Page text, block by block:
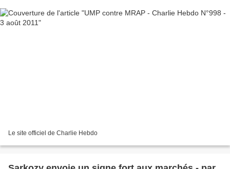
Le site officiel de Charlie Hebdo